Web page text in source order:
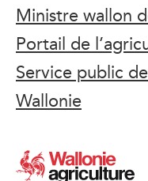
Ministre wallon
Portail de
Service public
Wallonie